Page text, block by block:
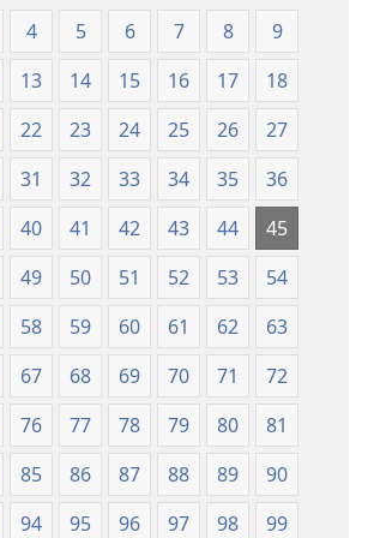
le
Faaliliuga
a
le
Lalolagi
Fou
(Toe
teuteuina
2013)
Faaliliuga
le
Lalolagi
Fou
(Toe
teuteuina
i
2013)
4 5 6 7 8
9
13 14 15 16 17
18
22 23 24 25 26
27
31 32 33 34 35
36
40 41 42 43 44
45
49 50 51 52 53
54
58 59 60 61 62
63
67 68 69 70 71
72
76 77 78 79 80
81
85 86 87 88 89
90
94 95 96 97 98
99